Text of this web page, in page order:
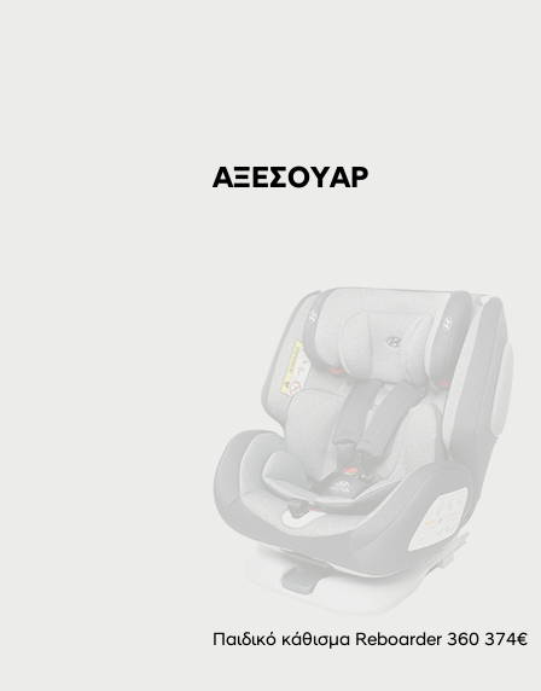
ΑΞΕΣΟΥΑΡ
Παιδικό κάθισμα Reboarder 360 374€